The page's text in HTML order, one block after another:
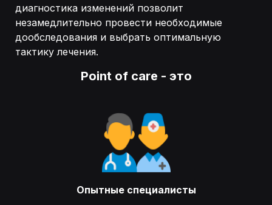
диагностика изменений позволит
незамедлительно провести необходимые
дообследования и выбрать оптимальную
тактику лечения.
Point of care - это
Опытные специалисты